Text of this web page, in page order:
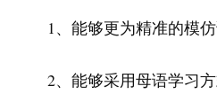
1、能够更为精准的模仿
2、能够采用母语学习方